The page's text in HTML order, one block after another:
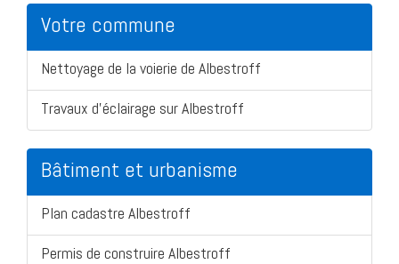
Votre commune
Nettoyage de la voierie de Albestroff
Travaux d'éclairage sur Albestroff
Bâtiment et urbanisme
Plan cadastre Albestroff
Permis de construire Albestroff